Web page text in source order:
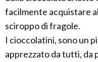
facilmente acquistare
sciroppo di fragole.
I cioccolatini, sono un
apprezzato da tutti, da